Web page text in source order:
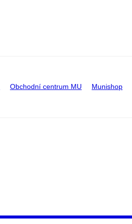
Obchodní centrum MU Munishop